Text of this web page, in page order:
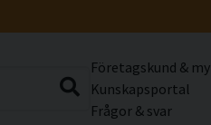
Företagskund &
Kunskapsportal
Frågor & svar